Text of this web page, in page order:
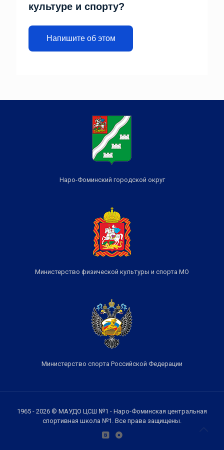
культуре и спорту?
Напишите об этом
Наро-Фоминский городской округ
Министерство физической культуры и спорта МО
Министерство спорта Российской Федерации
1965 - 2026 © МАУДО ЦСШ №1 - Наро-Фоминская центральная
спортивная школа №1. Все права защищены.